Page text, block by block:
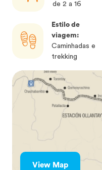
de 2 a 16
Estilo de
viagem:
Caminhadas e
trekking
View Map